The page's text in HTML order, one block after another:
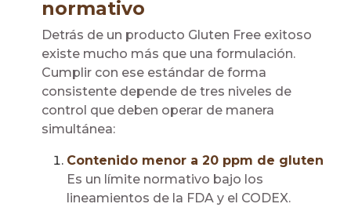
normativo
Detrás de un producto Gluten Free exitoso
existe mucho más que una formulación.
Cumplir con ese estándar de forma
consistente depende de tres niveles de
control que deben operar de manera
simultánea:
Contenido menor a 20 ppm de gluten
Es un límite normativo bajo los
lineamientos de la FDA y el CODEX.